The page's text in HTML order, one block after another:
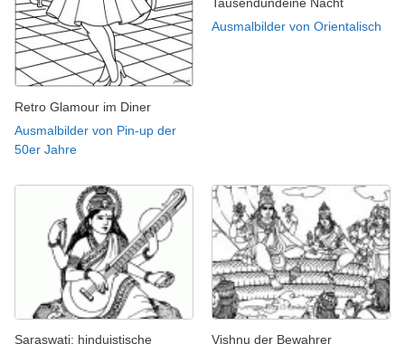
Retro Glamour im Diner
Ausmalbilder von Pin-up der
50er Jahre
Tausendundeine Nacht
Ausmalbilder von Orientalisch
Saraswati: hinduistische
Vishnu der Bewahrer